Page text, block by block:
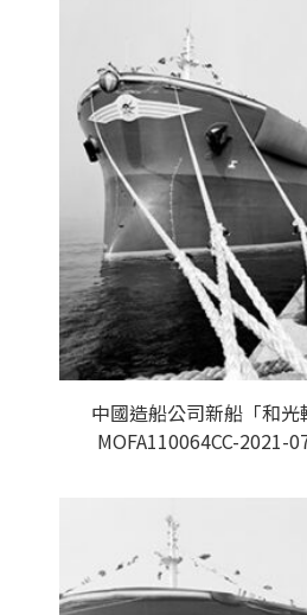
中國造船公司新船「和
MOFA110064CC-2021-